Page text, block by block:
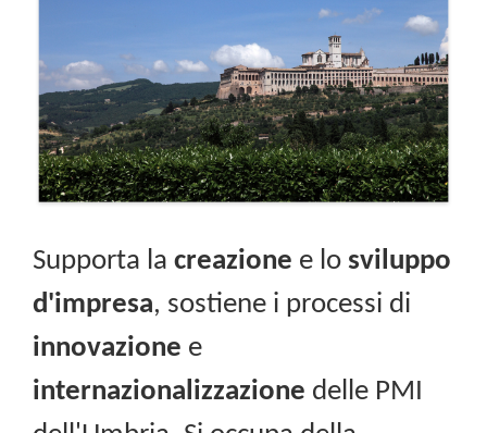
Supporta la creazione e lo sviluppo
d'impresa, sostiene i processi di
innovazione e
internazionalizzazione delle PMI